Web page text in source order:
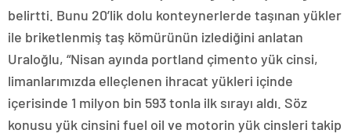
belirtti. Bunu 20’lik dolu konteynerlerde taşınan yükler
ile briketlenmiş taş kömürünün izlediğini anlatan
Uraloğlu, “Nisan ayında portland çimento yük cinsi,
limanlarımızda elleçlenen ihracat yükleri içinde
içerisinde 1 milyon bin 593 tonla ilk sırayı aldı. Söz
konusu yük cinsini fuel oil ve motorin yük cinsleri takip